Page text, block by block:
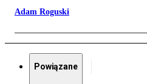
Adam Roguski
Powiązane